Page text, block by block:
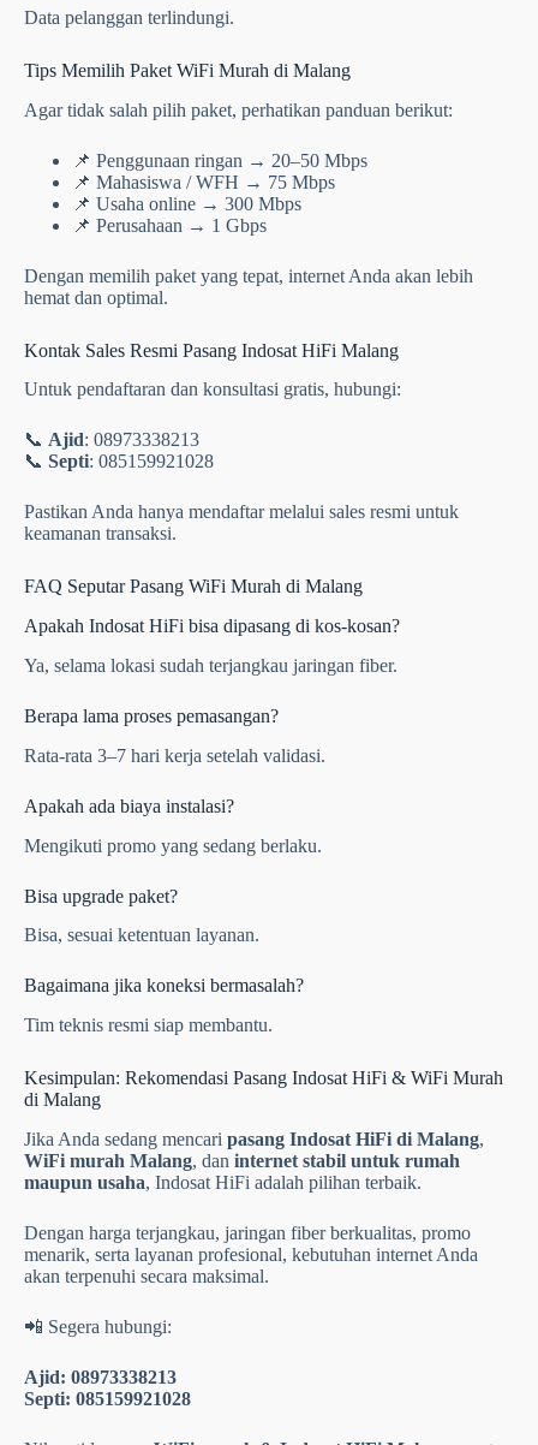
Data pelanggan terlindungi.
Tips Memilih Paket WiFi Murah di Malang
Agar tidak salah pilih paket, perhatikan panduan berikut:
📌 Penggunaan ringan → 20–50 Mbps
📌 Mahasiswa / WFH → 75 Mbps
📌 Usaha online → 300 Mbps
📌 Perusahaan → 1 Gbps
Dengan memilih paket yang tepat, internet Anda akan lebih
hemat dan optimal.
Kontak Sales Resmi Pasang Indosat HiFi Malang
Untuk pendaftaran dan konsultasi gratis, hubungi:
📞 Ajid: 08973338213
📞 Septi: 085159921028
Pastikan Anda hanya mendaftar melalui sales resmi untuk
keamanan transaksi.
FAQ Seputar Pasang WiFi Murah di Malang
Apakah Indosat HiFi bisa dipasang di kos-kosan?
Ya, selama lokasi sudah terjangkau jaringan fiber.
Berapa lama proses pemasangan?
Rata-rata 3–7 hari kerja setelah validasi.
Apakah ada biaya instalasi?
Mengikuti promo yang sedang berlaku.
Bisa upgrade paket?
Bisa, sesuai ketentuan layanan.
Bagaimana jika koneksi bermasalah?
Tim teknis resmi siap membantu.
Kesimpulan: Rekomendasi Pasang Indosat HiFi & WiFi Murah
di Malang
Jika Anda sedang mencari pasang Indosat HiFi di Malang,
WiFi murah Malang, dan internet stabil untuk rumah
maupun usaha, Indosat HiFi adalah pilihan terbaik.
Dengan harga terjangkau, jaringan fiber berkualitas, promo
menarik, serta layanan profesional, kebutuhan internet Anda
akan terpenuhi secara maksimal.
📲 Segera hubungi:
Ajid: 08973338213
Septi: 085159921028